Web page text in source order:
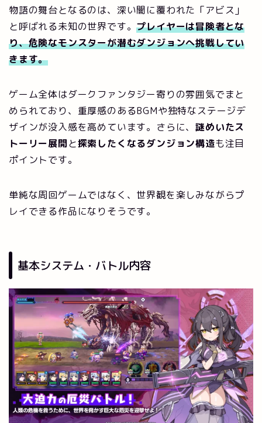
物語の舞台となるのは、深い闇に覆われた「アビス」
と呼ばれる未知の世界です。プレイヤーは冒険者とな
り、危険なモンスターが潜むダンジョンへ挑戦してい
きます。
ゲーム全体はダークファンタジー寄りの雰囲気でまと
められており、重厚感のあるBGMや独特なステージデ
ザインが没入感を高めています。さらに、謎めいたス
トーリー展開と探索したくなるダンジョン構造も注目
ポイントです。
単純な周回ゲームではなく、世界観を楽しみながらプ
レイできる作品になりそうです。
基本システム・バトル内容